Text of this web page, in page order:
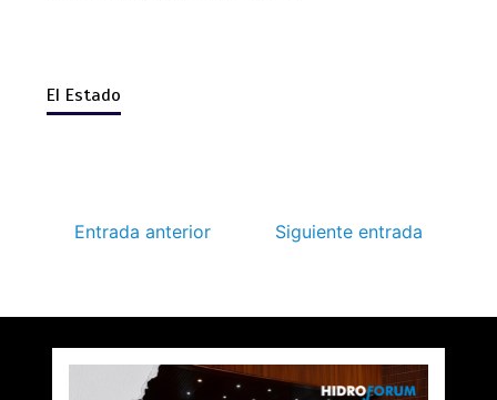
El Estado
Entrada anterior Siguiente entrada